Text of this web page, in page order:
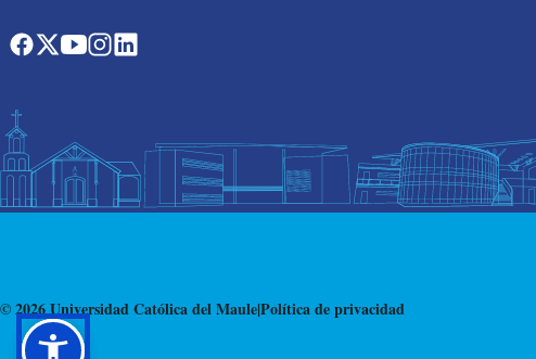
© 2026 Universidad Católica del Maule|Política de privacidad